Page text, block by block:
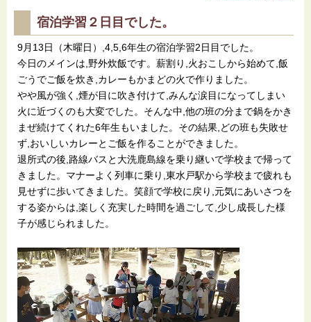
宿泊学習２日目でした。
9月13日（木曜日）,4,5,6年生の宿泊学習2日目でした。
今日のメインは,野外炊飯です。薪割り,火おこしから始めて,飯
ごうでご飯を炊き,カレーもかまどの火で作りました。
やや風が強く,煙が目に吹き付けて,みんな涙目になってしまい
火に近づくのも大変でした。そんな中,他の班の分まで鍋をかき
まぜ続けてくれた6年生もいました。その結果,どの班も失敗せ
ず,おいしいカレーとご飯を作ることができました。
退所式の後,路線バスと大洗鹿島線を乗り継いで学校まで帰って
きました。マナーよく列車に乗り,東水戸駅から学校まで疲れも
見せずに歩いてきました。笑顔で学校に戻り,元気にあいさつを
する姿からは,楽しく充実した時間を過ごして,少し成長した様
子が感じられました。